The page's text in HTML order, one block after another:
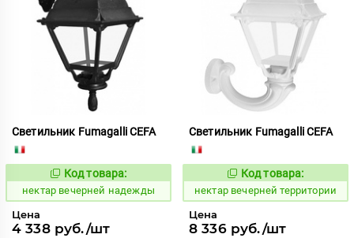
Светильник Fumagalli CEFA
Код:
1126557
Код товара:
нектар вечерней надежды
Цена
4 338 руб./шт
Светильник Fumagalli CEFA
Код:
1126604
Код товара:
нектар вечерней территории
Цена
8 336 руб./шт